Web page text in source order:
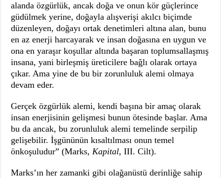
alanda özgürlük, ancak doğa ve onun kör güçlerince
güdülmek yerine, doğayla alışverişi akılcı biçimde
düzenleyen, doğayı ortak denetimleri altına alan, bunu
en az enerji harcayarak ve insan doğasına en uygun ve
ona en yaraşır koşullar altında başaran toplumsallaşmış
insana, yani birleşmiş üreticilere bağlı olarak ortaya
çıkar. Ama yine de bu bir zorunluluk alemi olmaya
devam eder.
Gerçek özgürlük alemi, kendi başına bir amaç olarak
insan enerjisinin gelişmesi bunun ötesinde başlar. Ama
bu da ancak, bu zorunluluk alemi temelinde serpilip
gelişebilir. İşgününün kısaltılması onun temel
önkoşuludur” (Marks,Kapital, III. Cilt).
Marks’ın her zamanki gibi olağanüstü derinliğe sahip